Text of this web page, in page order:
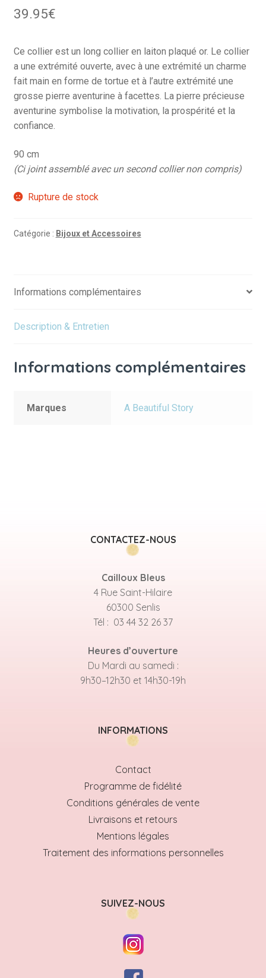
39.95€
Ce collier est un long collier en laiton plaqué or. Le collier
a une extrémité ouverte, avec à une extrémité un charme
fait main en forme de tortue et à l’autre extrémité une
grosse pierre aventurine à facettes. La pierre précieuse
aventurine symbolise la motivation, la prospérité et la
confiance.
90 cm
(Ci joint assemblé avec un second collier non compris)
Rupture de stock
Catégorie : Bijoux et Accessoires
Informations complémentaires
Description & Entretien
Informations complémentaires
Marques A Beautiful Story
CONTACTEZ-NOUS
Cailloux Bleus
4 Rue Saint-Hilaire
60300 Senlis
Tél : 03 44 32 26 37
Heures d’ouverture
Du Mardi au samedi :
9h30–12h30 et 14h30-19h
INFORMATIONS
Contact
Programme de fidélité
Conditions générales de vente
Livraisons et retours
Mentions légales
Traitement des informations personnelles
SUIVEZ-NOUS